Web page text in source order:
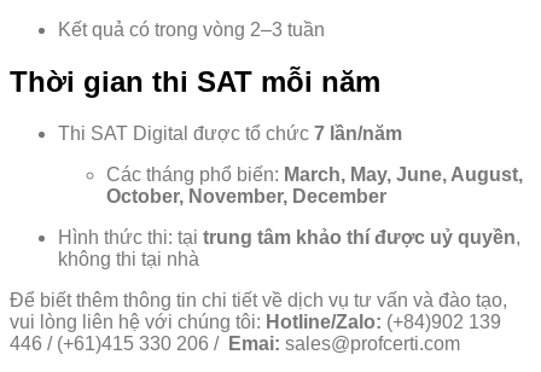
Kết quả có trong vòng 2–3 tuần
Thời gian thi SAT mỗi năm
Thi SAT Digital được tổ chức 7 lần/năm
Các tháng phổ biến: March, May, June, August,
October, November, December
Hình thức thi: tại trung tâm khảo thí được uỷ quyền,
không thi tại nhà
Để biết thêm thông tin chi tiết về dịch vụ tư vấn và đào tạo,
vui lòng liên hệ với chúng tôi: Hotline/Zalo: (+84)902 139
446 / (+61)415 330 206 / Emai: sales@profcerti.com